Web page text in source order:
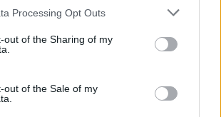
website/app uses one or more Google
visit or usage behaviour. You may click to
to Google and its third-party tags to
below specified purposes in below Google
Processing Opt Outs
out of the Sharing of my
out of the Sale of my
VÍZKŐ ELLEN
eltünteti a vízkövet
EGY CSIPET EBBŐL A FŐZŐVÍZBE,
LESZ A FŐTT KRUMPLI